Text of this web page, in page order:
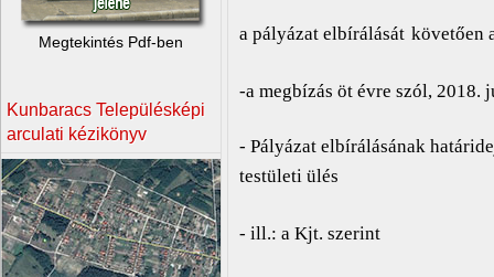
Megtekintés Pdf-ben
Kunbaracs Településképi
arculati kézikönyv
a pályázat elbírálását követően
-a megbízás öt évre szól, 2018.
- Pályázat elbírálásának
testületi ülés
- ill.: a Kjt. szerint